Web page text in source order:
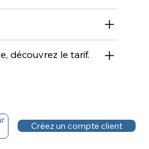
découvrez le tarif.
Créez un compte client